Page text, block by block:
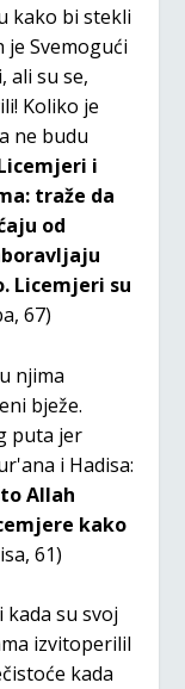
kako bi stekli
Svemogući
ali su se,
Koliko je
ne budu
i
traže da
od
Licemjeri su
67)
njima
bježe.
puta jer
i Hadisa:
Allah
kako
61)
kada su svoj
izvitoperilil
kada